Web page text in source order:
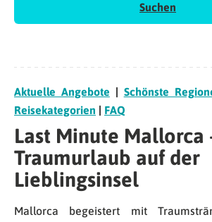
Suchen
Aktuelle Angebote Schönste
Reisekategorien
FAQ
Last Minute Mallorca
Traumurlaub auf der
Lieblingsinsel
Mallorca begeistert mit